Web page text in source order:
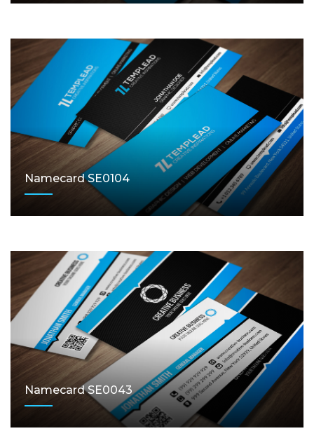
Namecard SE0104
Namecard SE0043